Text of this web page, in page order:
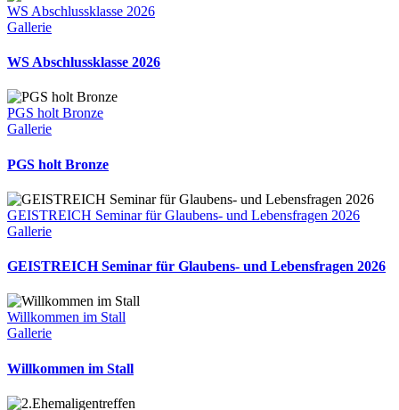
WS Abschlussklasse 2026
Gallerie
WS Abschlussklasse 2026
PGS holt Bronze
Gallerie
PGS holt Bronze
GEISTREICH Seminar für Glaubens- und Lebensfragen 2026
Gallerie
GEISTREICH Seminar für Glaubens- und Lebensfragen 2026
Willkommen im Stall
Gallerie
Willkommen im Stall